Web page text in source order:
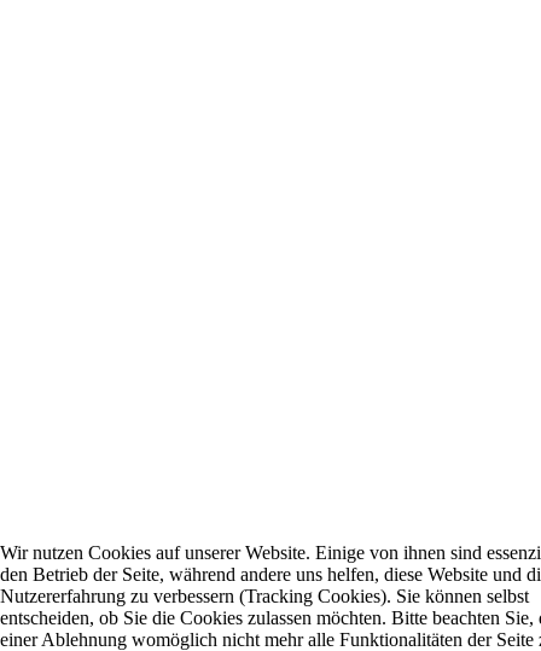
Wir nutzen Cookies auf unserer Website. Einige von ihnen sind
den Betrieb der Seite, während andere uns helfen, diese Website und
Nutzererfahrung zu verbessern (Tracking Cookies). Sie können selbst
entscheiden, ob Sie die Cookies zulassen möchten. Bitte beachten Sie,
einer Ablehnung womöglich nicht mehr alle Funktionalitäten der Seite